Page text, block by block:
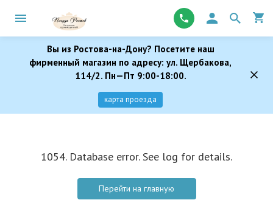
Вы из Ростова-на-Дону? Посетите наш
фирменный магазин по адресу: ул. Щербакова,
114/2. Пн—Пт 9:00-18:00.
карта проезда
1054. Database error. See log for details.
Перейти на главную